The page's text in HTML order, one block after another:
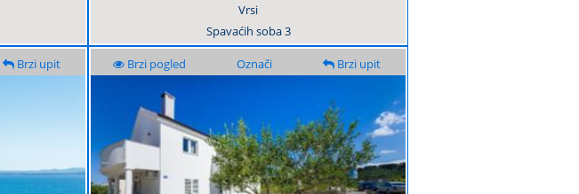
Vrsi
Spavaćih soba3
Brzi upit Brzi pogled Označi Brzi upit